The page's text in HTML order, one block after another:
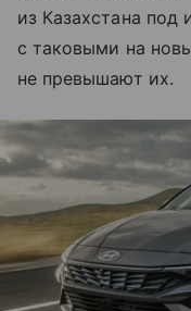
из Казахстана
с таковыми на
не превышают их.